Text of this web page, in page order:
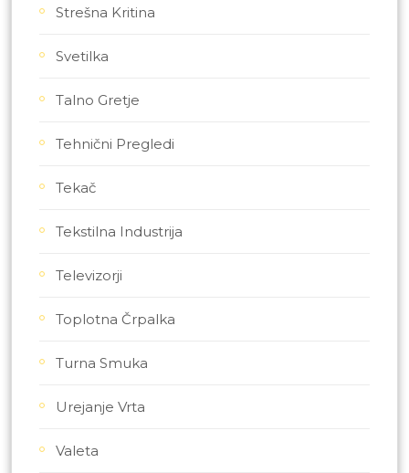
Strešna Kritina
Svetilka
Talno Gretje
Tehnični Pregledi
Tekač
Tekstilna Industrija
Televizorji
Toplotna Črpalka
Turna Smuka
Urejanje Vrta
Valeta